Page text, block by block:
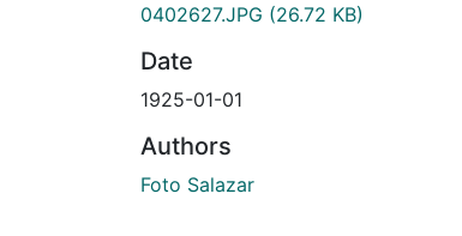
0402627.JPG (26.72 KB)
Date
1925-01-01
Authors
Foto Salazar